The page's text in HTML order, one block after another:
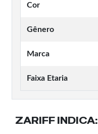
Cor
Gênero
Marca
Faixa Etaria
ZARIFF INDICA: